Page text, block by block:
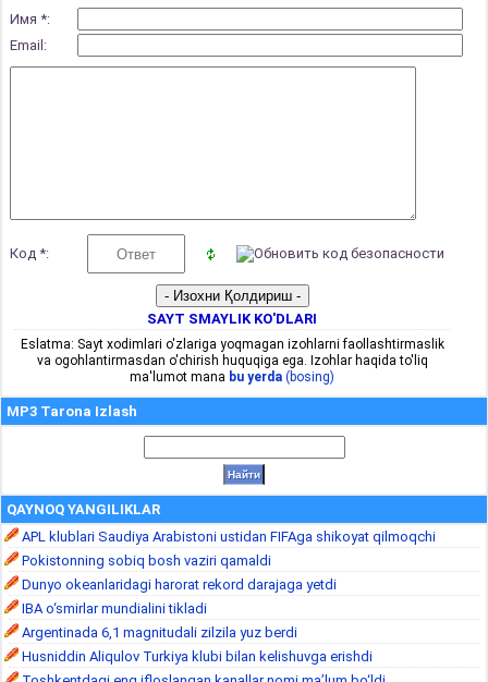
Имя *:
Email:
Код *:
SAYT SMAYLIK KO'DLARI
Eslatma: Sayt xodimlari o'zlariga yoqmagan izohlarni faollashtirmaslik
va ogohlantirmasdan o'chirish huquqiga ega. Izohlar haqida to'liq
ma'lumot mana bu yerda (bosing)
MP3 Tarona Izlash
QAYNOQ YANGILIKLAR
APL klublari Saudiya Arabistoni ustidan FIFAga shikoyat qilmoqchi
Pokistonning sobiq bosh vaziri qamaldi
Dunyo okeanlaridagi harorat rekord darajaga yetdi
IBA o‘smirlar mundialini tikladi
Argentinada 6,1 magnitudali zilzila yuz berdi
Husniddin Aliqulov Turkiya klubi bilan kelishuvga erishdi